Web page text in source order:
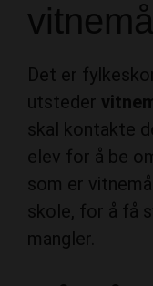
Det er
utsteder
skal kontakte
elev for å be
som er
skole, for å få
mangler.